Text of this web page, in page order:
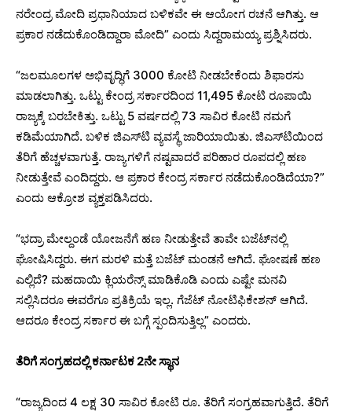
ನರೇಂದ್ರ ಮೋದಿ ಪ್ರಧಾನಿಯಾದ ಬಳಿಕವೇ ಈ ಆಯೋಗ ರಚನೆ ಆಗಿತ್ತು. ಆ
ಪ್ರಕಾರ ನಡೆದುಕೊಂಡಿದ್ದಾರಾ ಮೋದಿ” ಎಂದು ಸಿದ್ದರಾಮಯ್ಯ ಪ್ರಶ್ನಿಸಿದರು.
“ಜಲಮೂಲಗಳ ಅಭಿವೃದ್ಧಿಗೆ 3000 ಕೋಟಿ ನೀಡಬೇಕೆಂದು ಶಿಫಾರಸು
ಮಾಡಲಾಗಿತ್ತು. ಒಟ್ಟು ಕೇಂದ್ರ ಸರ್ಕಾರದಿಂದ 11,495 ಕೋಟಿ ರೂಪಾಯಿ
ರಾಜ್ಯಕ್ಕೆ ಬರಬೇಕಿತ್ತು. ಒಟ್ಟು 5 ವರ್ಷದಲ್ಲಿ 73 ಸಾವಿರ ಕೋಟಿ ನಮಗೆ
ಕಡಿಮೆಯಾಗಿದೆ. ಬಳಿಕ ಜಿಎಸ್‌ಟಿ ವ್ಯವಸ್ಥೆ ಜಾರಿಯಾಯಿತು. ಜಿಎಸ್‌ಟಿಯಿಂದ
ತೆರಿಗೆ ಹೆಚ್ಚಳವಾಗುತ್ತೆ. ರಾಜ್ಯಗಳಿಗೆ ನಷ್ಟವಾದರೆ ಪರಿಹಾರ ರೂಪದಲ್ಲಿ ಹಣ
ನೀಡುತ್ತೇವೆ ಎಂದಿದ್ದರು. ಆ ಪ್ರಕಾರ ಕೇಂದ್ರ ಸರ್ಕಾರ ನಡೆದುಕೊಂಡಿದೆಯಾ?”
ಎಂದು ಆಕ್ರೋಶ ವ್ಯಕ್ತಪಡಿಸಿದರು.
“ಭದ್ರಾ ಮೇಲ್ದಂಡೆ ಯೋಜನೆಗೆ ಹಣ ನೀಡುತ್ತೇವೆ ತಾವೇ ಬಜೆಟ್‌ನಲ್ಲಿ
ಘೋಷಿಸಿದ್ದರು. ಈಗ ಮರಳಿ ಮತ್ತೆ ಬಜೆಟ್‌ ಮಂಡನೆ ಆಗಿದೆ. ಘೋಷಣೆ ಹಣ
ಎಲ್ಲಿದೆ? ಮಹದಾಯಿ ಕ್ಲಿಯರೆನ್ಸ್‌ ಮಾಡಿಕೊಡಿ ಎಂದು ಎಷ್ಟೇ ಮನವಿ
ಸಲ್ಲಿಸಿದರೂ ಈವರೆಗೂ ಪ್ರತಿಕ್ರಿಯೆ ಇಲ್ಲ. ಗೆಜೆಟ್‌ ನೋಟಿಫಿಕೇಶನ್‌ ಆಗಿದೆ.
ಆದರೂ ಕೇಂದ್ರ ಸರ್ಕಾರ ಈ ಬಗ್ಗೆ ಸ್ಪಂದಿಸುತ್ತಿಲ್ಲ” ಎಂದರು.
ತೆರಿಗೆ ಸಂಗ್ರಹದಲ್ಲಿ ಕರ್ನಾಟಕ 2ನೇ ಸ್ಥಾನ
“ರಾಜ್ಯದಿಂದ 4 ಲಕ್ಷ 30 ಸಾವಿರ ಕೋಟಿ ರೂ. ತೆರಿಗೆ ಸಂಗ್ರಹವಾಗುತ್ತಿದೆ. ತೆರಿಗೆ